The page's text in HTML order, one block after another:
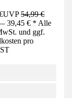
UVP54,99 €
39,45 € * Alle
und ggf.
pro
ST